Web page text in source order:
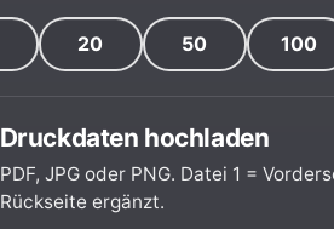
20 50 100
Druckdaten hochladen
PDF, JPG oder PNG. Datei 1 =
Rückseite ergänzt.